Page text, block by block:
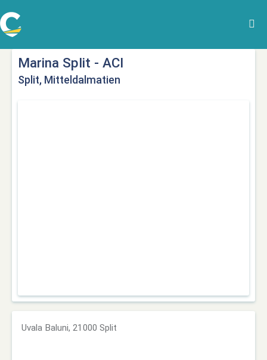
Marina Split - ACI
Split, Mitteldalmatien
Uvala Baluni, 21000 Split